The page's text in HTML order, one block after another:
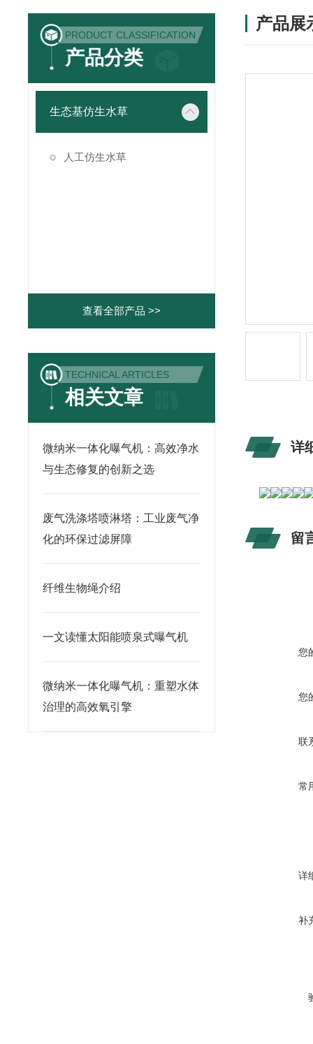
PRODUCT CLASSIFICATION
产品分类
生态基仿生水草
人工仿生水草
查看全部产品 >>
TECHNICAL ARTICLES
相关文章
微纳米一体化曝气机：高效净水
与生态修复的创新之选
废气洗涤塔喷淋塔：工业废气净
化的环保过滤屏障
纤维生物绳介绍
一文读懂太阳能喷泉式曝气机
微纳米一体化曝气机：重塑水体
治理的高效氧引擎
产品展
详
留
您
您
联
常
详
补